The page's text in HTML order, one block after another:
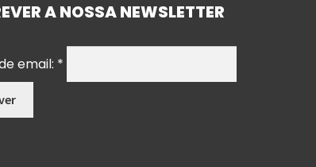
A NOSSA NEWSLETTER
email: *